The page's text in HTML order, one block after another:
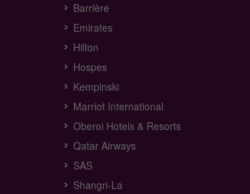
Barrière
Emirates
Hilton
Hospes
Kempinski
Marriot International
Oberoi Hotels & Resorts
Qatar Airways
SAS
Shangri-La